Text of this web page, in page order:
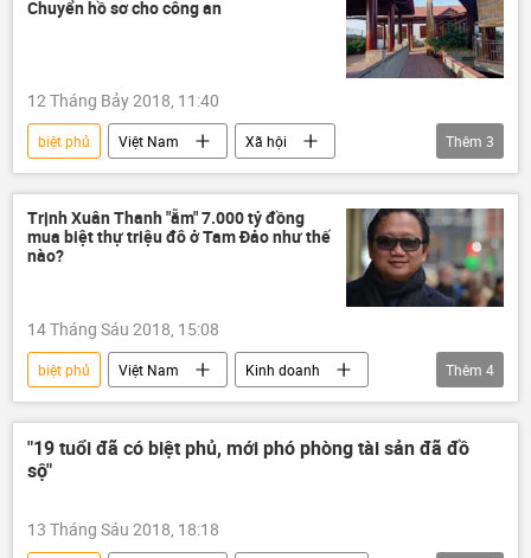
Chuyển hồ sơ cho công an
12 Tháng Bảy 2018, 11:40
biệt phủ Việt Nam
Xã hội
Đắk Lắk
Trần Ngọc Quang gỗ quý
Thêm 3
Trịnh Xuân Thanh "ẵm" 7.000 tỷ đồng
mua biệt thự triệu đô ở Tam Đảo như thế
nào?
14 Tháng Sáu 2018, 15:08
biệt phủ Việt Nam
Kinh doanh
Trịnh Xuân Thanh
Trịnh Xuân Giới
PVTex
PVC
Thêm 4
"19 tuổi đã có biệt phủ, mới phó phòng tài sản đã đồ
sộ"
13 Tháng Sáu 2018, 18:18